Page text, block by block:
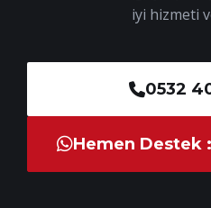
iyi hizmeti
0532
Hemen Destek